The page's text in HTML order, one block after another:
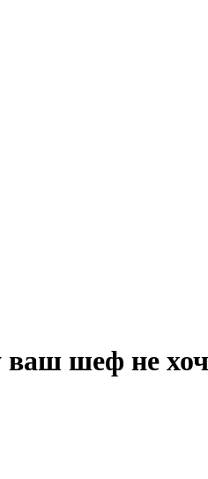
шеф не